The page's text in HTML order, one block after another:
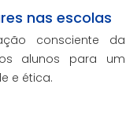
nas escolas
consciente da
alunos para um
e ética.